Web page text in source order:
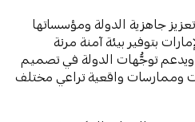
جاهزية الدولة ومؤسساتها
بتوفير بيئة آمنة مرنة
توجُّهات الدولة في تصميم
وممارسات واقعية تراعي مختلف